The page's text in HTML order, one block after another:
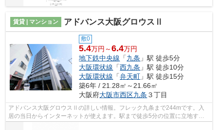
賃貸 | マンション アドバンス大阪グロウスⅡ
敷0
5.4万円～6.4万円
地下鉄中央線 「九条 」駅 徒歩5分
大阪環状線 「西九条 」駅 徒歩10分
大阪環状線 「弁天町 」駅 徒歩15分
築6年 / 21.28㎡～21.66㎡
大阪府大阪市西区九条 ３丁目
アドバンス大阪グロウスⅡの詳しい情報。フレック九条まで244mです。入
居の当日からインターネットが使えます。駅まで徒歩5分の位置に立地す
る、アクセス良好な物件です。より多くの不...